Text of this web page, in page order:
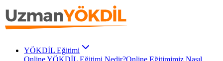
YÖKDİL Eğitimi
Online YÖKDİL Eğitimi Nedir?Online Eğitimimiz Nasıl